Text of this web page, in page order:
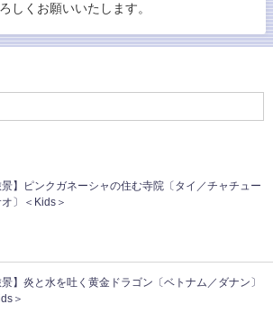
しくお願いいたします。
景】ピンクガネーシャの住む寺院〔タイ／チャチュー
オ〕＜Kids＞
景】炎と水を吐く黄金ドラゴン〔ベトナム／ダナン〕
＞